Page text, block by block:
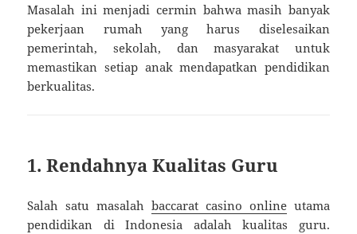
Masalah ini menjadi cermin bahwa masih banyak
pekerjaan rumah yang harus diselesaikan
pemerintah, sekolah, dan masyarakat untuk
memastikan setiap anak mendapatkan pendidikan
berkualitas.
1. Rendahnya Kualitas Guru
Salah satu masalah baccarat casino onlineutama
pendidikan di Indonesia adalah kualitas guru.